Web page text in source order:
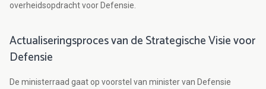
overheidsopdracht voor Defensie.
Actualiseringsproces van de Strategische Visie voor
Defensie
De ministerraad gaat op voorstel van minister van Defensie